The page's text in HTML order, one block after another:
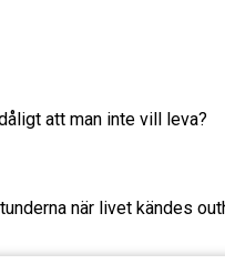
att man inte vill leva?
när livet kändes